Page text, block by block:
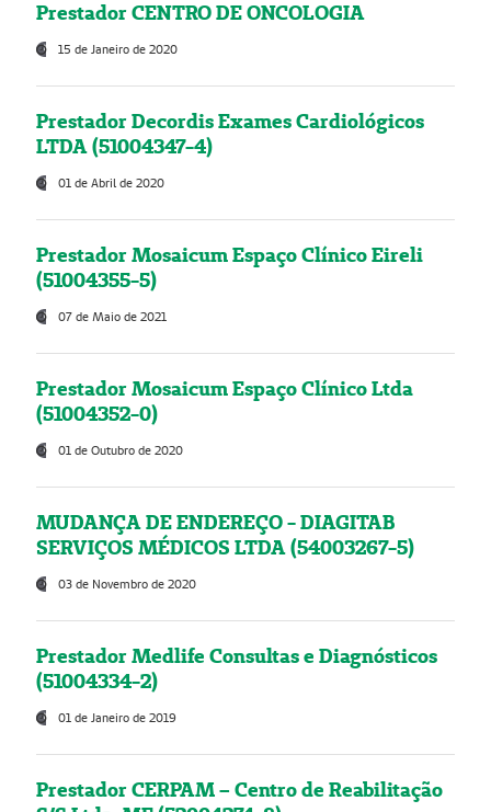
Prestador CENTRO DE ONCOLOGIA
15 de Janeiro de 2020
Prestador Decordis Exames Cardiológicos
LTDA (51004347-4)
01 de Abril de 2020
Prestador Mosaicum Espaço Clínico Eireli
(51004355-5)
07 de Maio de 2021
Prestador Mosaicum Espaço Clínico Ltda
(51004352-0)
01 de Outubro de 2020
MUDANÇA DE ENDEREÇO - DIAGITAB
SERVIÇOS MÉDICOS LTDA (54003267-5)
03 de Novembro de 2020
Prestador Medlife Consultas e Diagnósticos
(51004334-2)
01 de Janeiro de 2019
Prestador CERPAM – Centro de Reabilitação